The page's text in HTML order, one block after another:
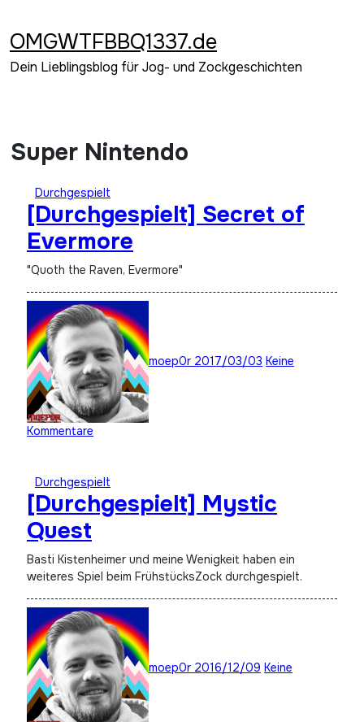
springen
OMGWTFBBQ1337.de
Dein Lieblingsblog für Jog- und Zockgeschichten
Super Nintendo
Durchgespielt
[Durchgespielt] Secret of
Evermore
"Quoth the Raven, Evermore"
moep0r 2017/03/03 Keine
Kommentare
Durchgespielt
[Durchgespielt] Mystic
Quest
Basti Kistenheimer und meine Wenigkeit haben ein
weiteres Spiel beim FrühstücksZock durchgespielt.
moep0r 2016/12/09 Keine